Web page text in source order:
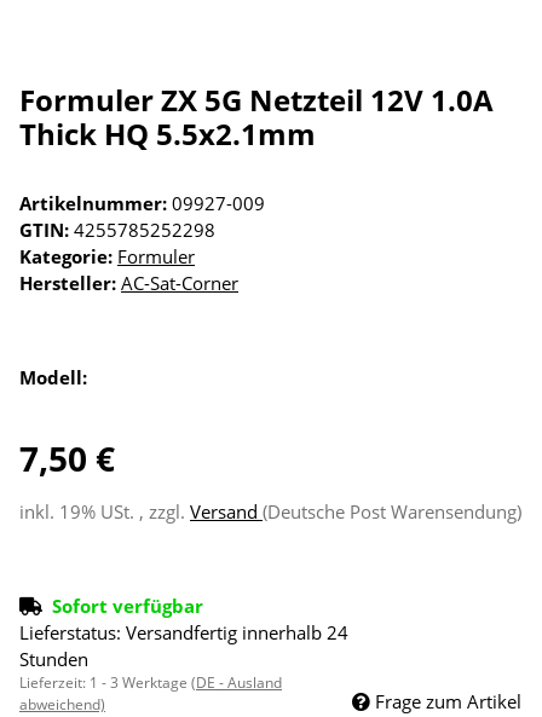
Formuler ZX 5G Netzteil 12V 1.0A
Thick HQ 5.5x2.1mm
Artikelnummer: 09927-009
GTIN: 4255785252298
Kategorie: Formuler
Hersteller: AC-Sat-Corner
Modell:
7,50 €
inkl. 19% USt. , zzgl. Versand (Deutsche Post Warensendung)
Sofort verfügbar
Lieferstatus: Versandfertig innerhalb 24
Stunden
Lieferzeit: 1 - 3 Werktage (DE - Ausland
abweichend)
Frage zum Artikel